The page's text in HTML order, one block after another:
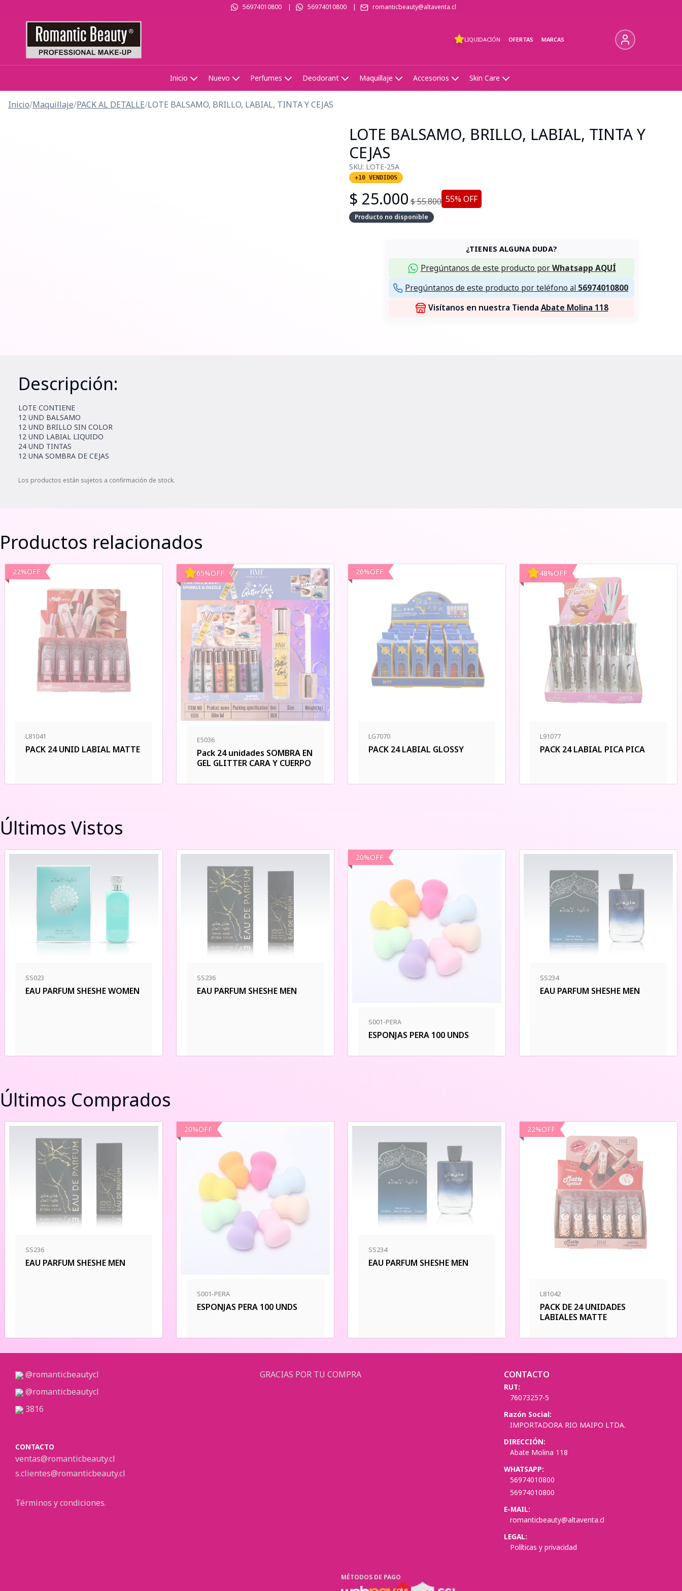
56974010800| 56974010800| romanticbeauty@altaventa.cl
LIQUIDACIÓN OFERTAS MARCAS
Inicio Nuevo Perfumes Deodorant Maquillaje Accesorios Skin Care
Inicio/Maquillaje/PACK AL DETALLE/LOTE BALSAMO, BRILLO, LABIAL, TINTA Y CEJAS
LOTE BALSAMO, BRILLO, LABIAL, TINTA Y
CEJAS
SKU: LOTE-25A
+10 VENDIDOS
$ 25.000 $55.800 55% OFF
Producto no disponible
¿TIENES ALGUNA DUDA?
Pregúntanos de este producto porWhatsapp AQUÍ
Pregúntanos de este producto por teléfono al 56974010800
Visítanos en nuestra Tienda Abate Molina 118
Descripción:
LOTE CONTIENE
12 UND BALSAMO
12 UND BRILLO SIN COLOR
12 UND LABIAL LIQUIDO
24 UND TINTAS
12 UNA SOMBRA DE CEJAS
Los productos están sujetos a confirmación de stock.
Productos relacionados
22%OFF
L81041
PACK 24 UNID LABIAL MATTE
65%OFF
E5036
Pack 24 unidades SOMBRA EN
GEL GLITTER CARA Y CUERPO
26%OFF
LG7070
PACK 24 LABIAL GLOSSY
48%OFF
L91077
PACK 24 LABIAL PICA PICA
Últimos Vistos
SS023
EAU PARFUM SHESHE WOMEN
SS236
EAU PARFUM SHESHE MEN
20%OFF
S001-PERA
ESPONJAS PERA 100 UNDS
SS234
EAU PARFUM SHESHE MEN
Últimos Comprados
SS236
EAU PARFUM SHESHE MEN
20%OFF
S001-PERA
ESPONJAS PERA 100 UNDS
SS234
EAU PARFUM SHESHE MEN
22%OFF
L81042
PACK DE 24 UNIDADES
LABIALES MATTE
@romanticbeautycl
@romanticbeautycl
3816
CONTACTO
ventas@romanticbeauty.cl
s.clientes@romanticbeauty.cl
Términos y condiciones.
GRACIAS POR TU COMPRA CONTACTO
RUT:
76073257-5
Razón Social:
IMPORTADORA RIO MAIPO LTDA.
DIRECCIÓN:
Abate Molina 118
WHATSAPP:
56974010800
56974010800
E-MAIL:
romanticbeauty@altaventa.cl
LEGAL:
Políticas y privacidad
MÉTODOS DE PAGO